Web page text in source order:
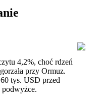
4,2%, choć rdzeń
przy Ormuz.
tys. USD przed
podwyżce.